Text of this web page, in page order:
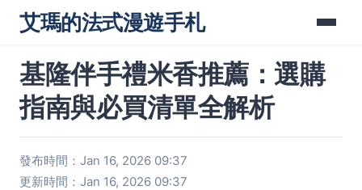
艾瑪的法式漫遊手札
基隆伴手禮米香推薦：選購
指南與必買清單全解析
發布時間：Jan 16, 2026 09:37
更新時間：Jan 16, 2026 09:37